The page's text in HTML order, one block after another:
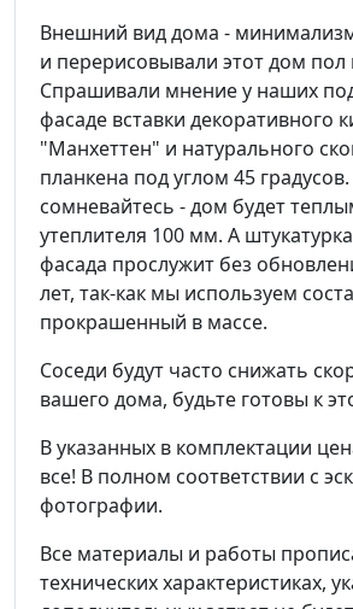
Внешний вид дома -
и перерисовывали этот дом пол
Спрашивали мнение у наших
фасаде вставки декоративного
"Манхеттен" и натурального
планкена под углом 45
сомневайтесь - дом будет
утеплителя 100 мм. А
фасада прослужит без
лет, так-как мы используем
прокрашенный в массе.
Соседи будут часто снижать
вашего дома, будьте готовы к
В указанных в комплектации
все! В полном соответствии с
фотографии.
Все материалы и работы
технических характеристиках,